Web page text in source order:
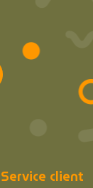
Service client